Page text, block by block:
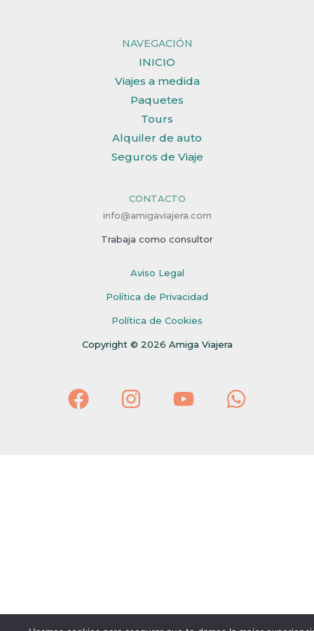
NAVEGACIÓN
INICIO
Viajes a medida
Paquetes
Tours
Alquiler de auto
Seguros de Viaje
CONTACTO
info@amigaviajera.com
Trabaja como consultor
Aviso Legal
Política de Privacidad
Política de Cookies
Copyright © 2026 Amiga Viajera